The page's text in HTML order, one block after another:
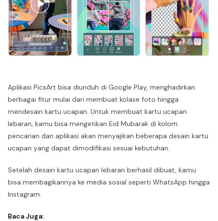
Aplikasi PicsArt bisa diunduh di Google Play, menghadirkan
berbagai fitur mulai dari membuat kolase foto hingga
mendesain kartu ucapan. Untuk membuat kartu ucapan
lebaran, kamu bisa mengetikan Eid Mubarak di kolom
pencarian dan aplikasi akan menyajikan beberapa desain kartu
ucapan yang dapat dimodifikasi sesuai kebutuhan.
Setelah desain kartu ucapan lebaran berhasil dibuat, kamu
bisa membagikannya ke media sosial seperti WhatsApp hingga
Instagram.
Baca Juga: